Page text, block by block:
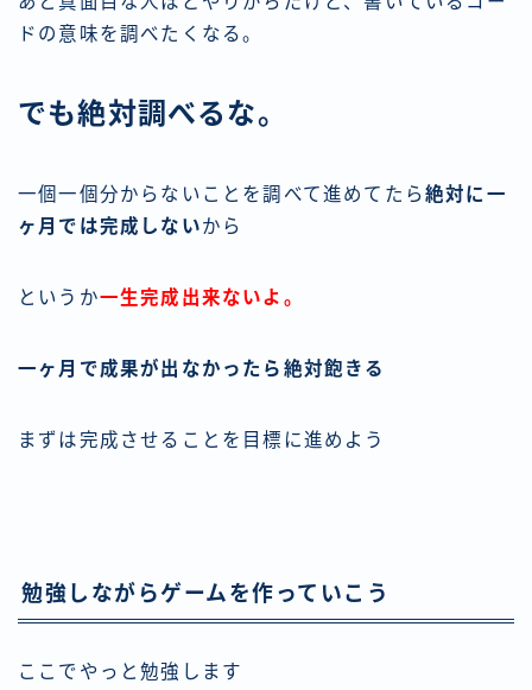
ドの意味を調べたくなる。
でも絶対調べるな。
一個一個分からないことを調べて進めてたら絶対に一
ヶ月では完成しないから
というか一生完成出来ないよ。
一ヶ月で成果が出なかったら絶対飽きる
まずは完成させることを目標に進めよう
勉強しながらゲームを作っていこう
ここでやっと勉強します